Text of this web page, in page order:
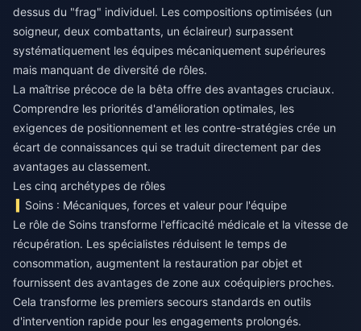
dessus du "frag" individuel. Les compositions optimisées (un
soigneur, deux combattants, un éclaireur) surpassent
systématiquement les équipes mécaniquement supérieures
mais manquant de diversité de rôles.
La maîtrise précoce de la bêta offre des avantages cruciaux.
Comprendre les priorités d'amélioration optimales, les
exigences de positionnement et les contre-stratégies crée un
écart de connaissances qui se traduit directement par des
avantages au classement.
Les cinq archétypes de rôles
Soins : Mécaniques, forces et valeur pour l'équipe
Le rôle de Soins transforme l'efficacité médicale et la vitesse de
récupération. Les spécialistes réduisent le temps de
consommation, augmentent la restauration par objet et
fournissent des avantages de zone aux coéquipiers proches.
Cela transforme les premiers secours standards en outils
d'intervention rapide pour les engagements prolongés.